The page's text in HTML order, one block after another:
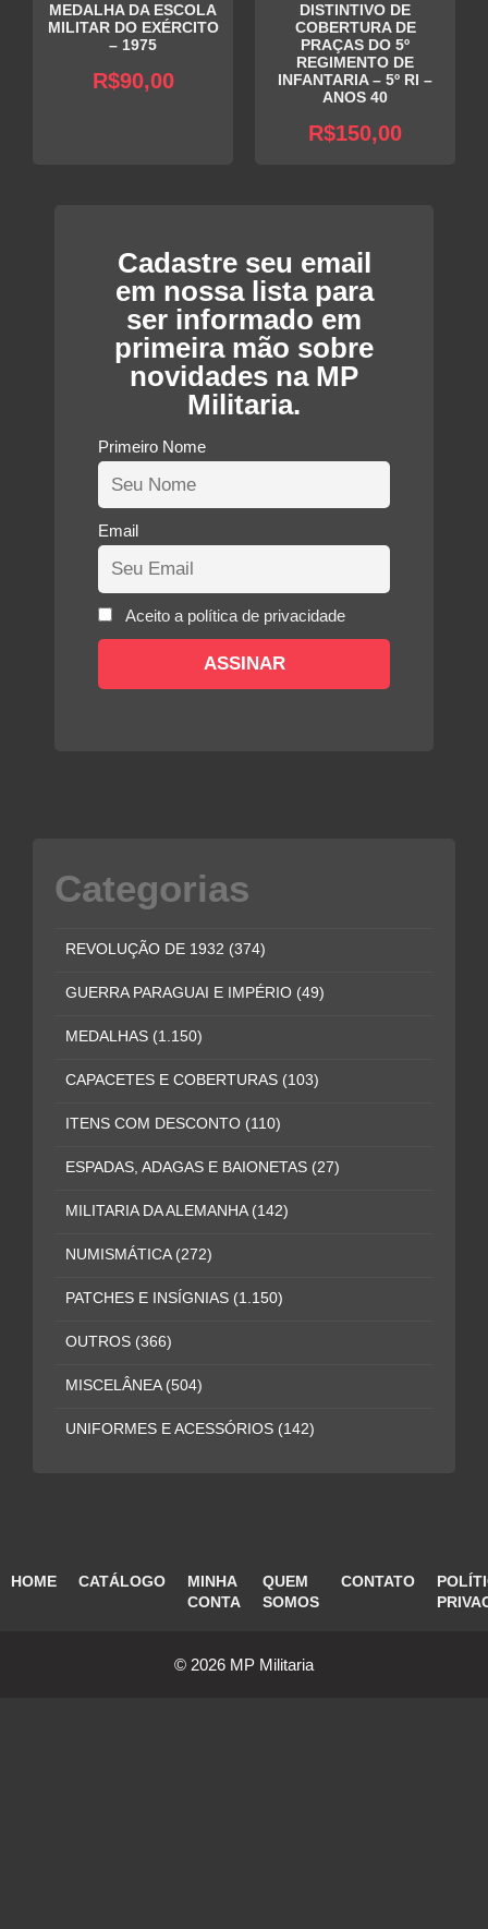
MEDALHA DA ESCOLA
MILITAR DO EXÉRCITO
– 1975
R$90,00
DISTINTIVO DE
COBERTURA DE
PRAÇAS DO 5º
REGIMENTO DE
INFANTARIA – 5º RI –
ANOS 40
R$150,00
Cadastre seu email
em nossa lista para
ser informado em
primeira mão sobre
novidades na MP
Militaria.
Primeiro Nome
Email
Aceito a política de privacidade
Categorias
REVOLUÇÃO DE 1932 (374)
GUERRA PARAGUAI E IMPÉRIO (49)
MEDALHAS (1.150)
CAPACETES E COBERTURAS (103)
ITENS COM DESCONTO (110)
ESPADAS, ADAGAS E BAIONETAS (27)
MILITARIA DA ALEMANHA (142)
NUMISMÁTICA (272)
PATCHES E INSÍGNIAS (1.150)
OUTROS (366)
MISCELÂNEA (504)
UNIFORMES E ACESSÓRIOS (142)
HOME CATÁLOGO
MINHA
CONTA
QUEM
SOMOS
CONTATO
© 2026 MP Militaria